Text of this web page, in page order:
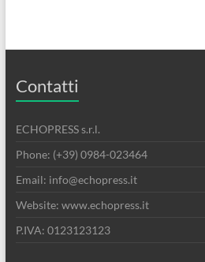
Contatti
ECHOPRESS s.r.l.
Phone: (+39) 0984-023464
Email: info@echopress.it
Website: www.echopress.it
P.IVA: 0123123123